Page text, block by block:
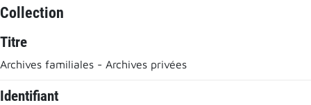
Collection
Titre
Archives familiales - Archives privées
Identifiant